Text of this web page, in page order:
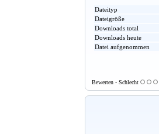
Dateityp
Dateigröße
Downloads total
Downloads heute
Datei aufgenommen
Bewerten - Schlecht